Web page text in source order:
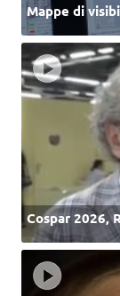
Mappe di
Cospar 2026,